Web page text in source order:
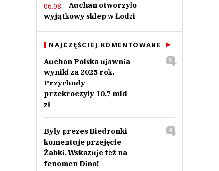
06.08.
Auchan otworzyło
wyjątkowy sklep w Łodzi
NAJCZĘŚCIEJ KOMENTOWANE
Auchan Polska ujawnia
wyniki za 2025 rok.
Przychody
przekroczyły 10,7 mld
zł
5
Były prezes Biedronki
komentuje przejęcie
Żabki. Wskazuje też na
fenomen Dino!
4